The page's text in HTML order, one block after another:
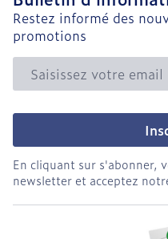
Restez informé des
promotions
Adresse mail
En cliquant sur s'abonner,
newsletter et acceptez